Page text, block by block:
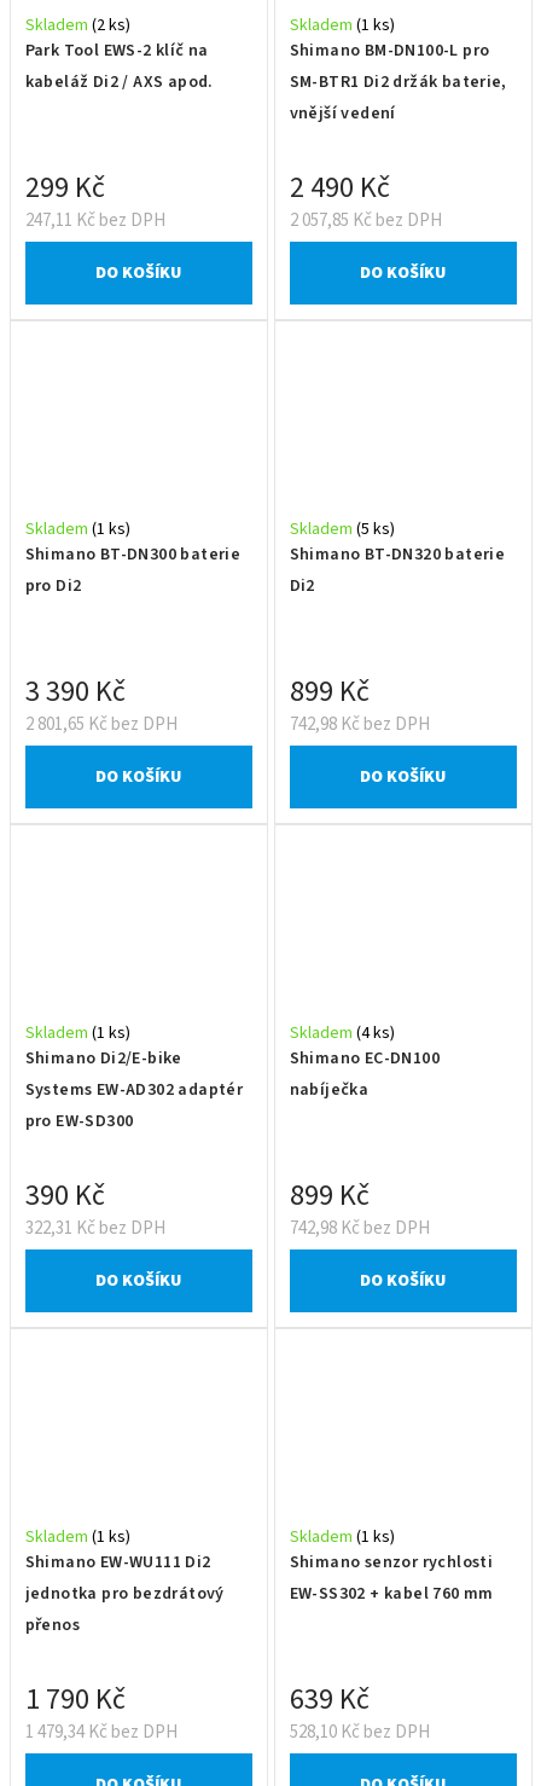
Park Tool EWS-2 klíč na
kabeláž Di2 / AXS apod.
Skladem (2 ks)
247,11 Kč bez DPH
299 Kč
DO KOŠÍKU
Shimano BM-DN100-L pro
SM-BTR1 Di2 držák baterie,
vnější vedení
Skladem (1 ks)
2 057,85 Kč bez DPH
2 490 Kč
DO KOŠÍKU
Shimano BT-DN300 baterie
pro Di2
Skladem (1 ks)
2 801,65 Kč bez DPH
3 390 Kč
DO KOŠÍKU
Shimano BT-DN320 baterie
Di2
Skladem (5 ks)
742,98 Kč bez DPH
899 Kč
DO KOŠÍKU
Shimano Di2/E-bike
Systems EW-AD302 adaptér
pro EW-SD300
Skladem (1 ks)
322,31 Kč bez DPH
390 Kč
DO KOŠÍKU
Shimano EC-DN100
nabíječka
Skladem (4 ks)
742,98 Kč bez DPH
899 Kč
DO KOŠÍKU
Shimano EW-WU111 Di2
jednotka pro bezdrátový
přenos
Skladem (1 ks)
1 479,34 Kč bez DPH
1 790 Kč
Shimano senzor rychlosti
EW-SS302 + kabel 760 mm
Skladem (1 ks)
528,10 Kč bez DPH
639 Kč